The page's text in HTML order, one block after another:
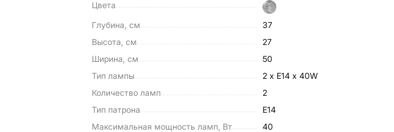
Цвета
Глубина, см
37
Высота, см
27
Ширина, см
50
Тип лампы
2 x E14 х 40W
Количество ламп
2
Тип патрона
E14
Максимальная мощность ламп, Вт
40